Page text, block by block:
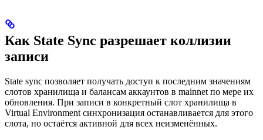
Как State Sync разрешает коллизии
записи
State sync позволяет получать доступ к последним значениям
слотов хранилища и балансам аккаунтов в mainnet по мере их
обновления. При записи в конкретный слот хранилища в
Virtual Environment синхронизация останавливается для этого
слота, но остаётся активной для всех неизменённых.